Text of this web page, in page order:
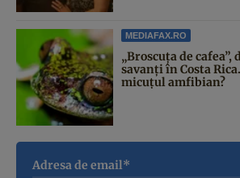
MEDIAFAX.RO
„Broscuța de cafea”,
savanți în Costa
micuțul amfibian?
Adresa de email*